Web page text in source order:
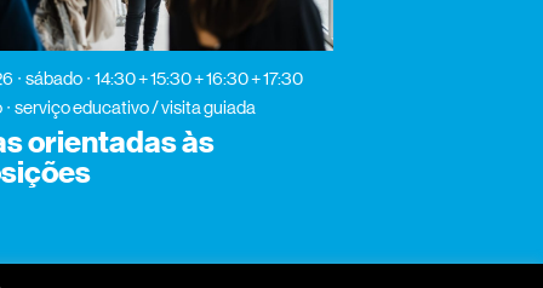
sábado 14:30 + 15:30 + 16:30 + 17:30
serviço educativo / visita guiada
orientadas às